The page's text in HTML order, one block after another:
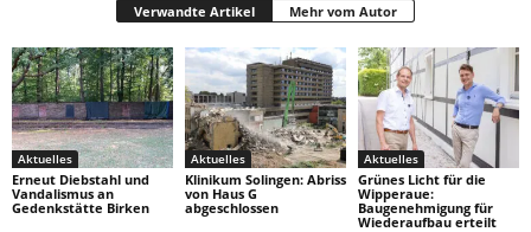
Verwandte Artikel Mehr vom Autor
Aktuelles
Erneut Diebstahl und
Vandalismus an
Gedenkstätte Birken
Aktuelles
Klinikum Solingen: Abriss
von Haus G
abgeschlossen
Aktuelles
Grünes Licht für die
Wipperaue:
Baugenehmigung für
Wiederaufbau erteilt